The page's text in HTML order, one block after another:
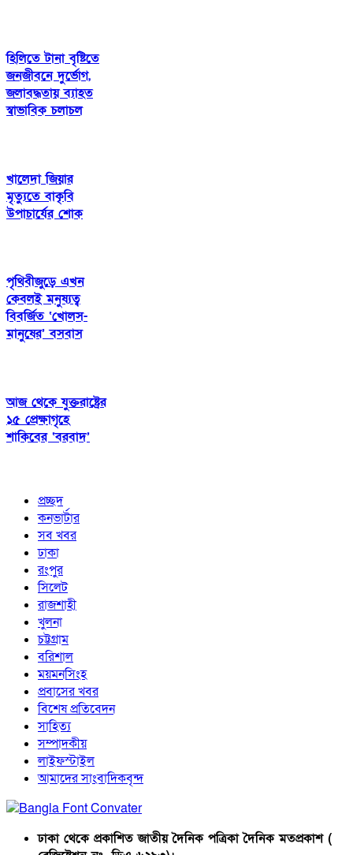
হিলিতে টানা বৃষ্টিতে
জনজীবনে দুর্ভোগ,
জলাবদ্ধতায় ব্যাহত
স্বাভাবিক চলাচল
খালেদা জিয়ার
মৃত্যুতে বাকৃবি
উপাচার্যের শোক
পৃথিবীজুড়ে এখন
কেবলই মনুষ্যত্ব
বিবর্জিত ‘খোলস-
মানুষের’ বসবাস
আজ থেকে যুক্তরাষ্ট্রের
১৫ প্রেক্ষাগৃহে
শাকিবের ‘বরবাদ’
প্রচ্ছদ
কনভার্টার
সব খবর
ঢাকা
রংপুর
সিলেট
রাজশাহী
খুলনা
চট্টগ্রাম
বরিশাল
ময়মনসিংহ
প্রবাসের খবর
বিশেষ প্রতিবেদন
সাহিত্য
সম্পাদকীয়
লাইফস্টাইল
আমাদের সাংবাদিকবৃন্দ
ঢাকা থেকে প্রকাশিত জাতীয় দৈনিক পত্রিকা দৈনিক মতপ্রকাশ (